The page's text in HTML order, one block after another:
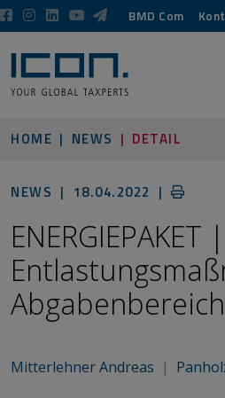
BMD Com
HOME NEWS DETAIL
NEWS | 18.04.2022 |
ENERGIEPAKET |
Abgabenbereich
Mitterlehner Andreas |